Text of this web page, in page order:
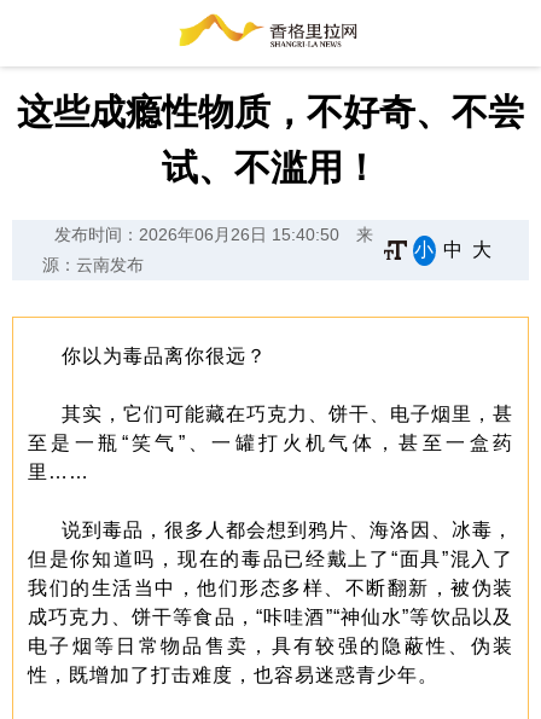
这些成瘾性物质，不好奇、不尝
试、不滥用！
发布时间：2026年06月26日 15:40:50
来
源：云南发布
小 中 大
你以为毒品离你很远？
其实，它们可能藏在巧克力、饼干、电子烟里，甚
至是一瓶“笑气”、一罐打火机气体，甚至一盒药
里……
说到毒品，很多人都会想到鸦片、海洛因、冰毒，
但是你知道吗，现在的毒品已经戴上了“面具”混入了
我们的生活当中，他们形态多样、不断翻新，被伪装
成巧克力、饼干等食品，“咔哇酒”“神仙水”等饮品以及
电子烟等日常物品售卖，具有较强的隐蔽性、伪装
性，既增加了打击难度，也容易迷惑青少年。